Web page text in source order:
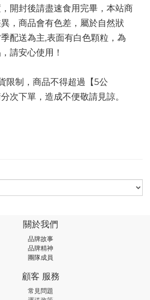
開封後請盡速食用完畢，本站商
，商品會有色差，屬於自然狀
配送為主,表面有白色顆粒，為
請安心使用！
限制，商品不得超過【5公
次下單，造成不便敬請見諒。
關於我們
品牌故事
品牌精神
團隊成員
顧客 服務
常見問題